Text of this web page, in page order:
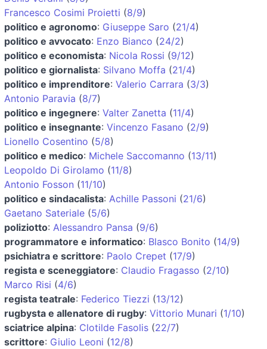
Francesco Cosimi Proietti (8/9)
politico e agronomo: Giuseppe Saro (21/4)
politico e avvocato: Enzo Bianco (24/2)
politico e economista: Nicola Rossi (9/12)
politico e giornalista: Silvano Moffa (21/4)
politico e imprenditore: Valerio Carrara (3/3)
Antonio Paravia (8/7)
politico e ingegnere: Valter Zanetta (11/4)
politico e insegnante: Vincenzo Fasano (2/9)
Lionello Cosentino (5/8)
politico e medico: Michele Saccomanno (13/11)
Leopoldo Di Girolamo (11/8)
Antonio Fosson (11/10)
politico e sindacalista: Achille Passoni (21/6)
Gaetano Sateriale (5/6)
poliziotto: Alessandro Pansa (9/6)
programmatore e informatico: Blasco Bonito (14/9)
psichiatra e scrittore: Paolo Crepet (17/9)
regista e sceneggiatore: Claudio Fragasso (2/10)
Marco Risi (4/6)
regista teatrale: Federico Tiezzi (13/12)
rugbysta e allenatore di rugby: Vittorio Munari (1/10)
sciatrice alpina: Clotilde Fasolis (22/7)
scrittore: Giulio Leoni (12/8)